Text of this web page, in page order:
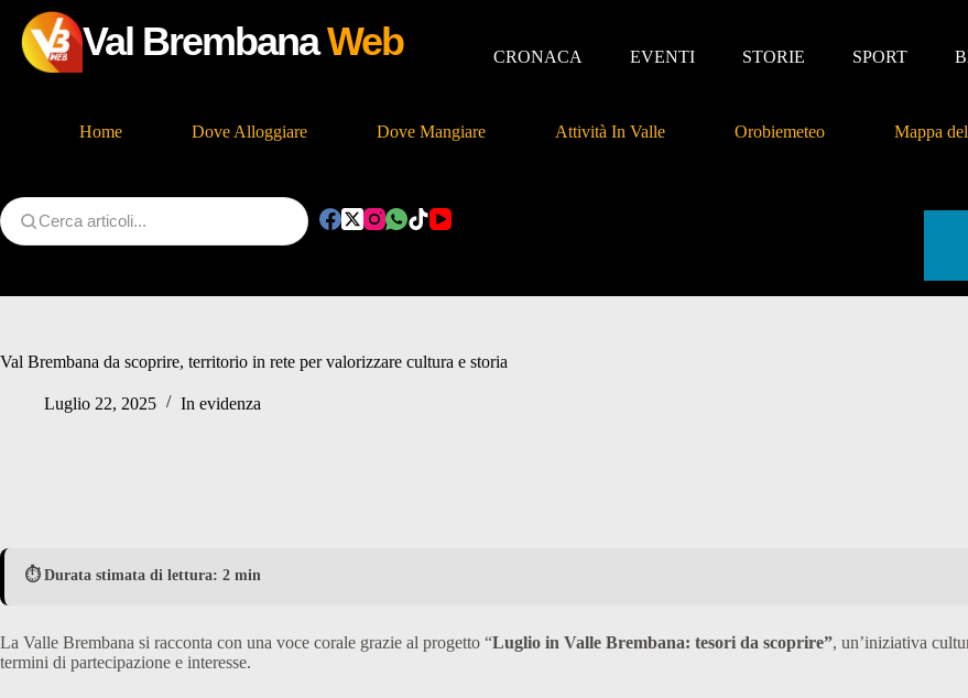
Val BrembanaWeb CRONACA EVENTI STORIE SPORT
Home Dove Alloggiare Dove Mangiare Attività In Valle Orobiemeteo Mappa
Val Brembana da scoprire, territorio in rete per valorizzare cultura e storia
Luglio 22, 2025 In evidenza
⏱️ Durata stimata di lettura: 2 min
La Valle Brembana si racconta con una voce corale grazie al progetto “Luglio in Valle Brembana: tesori da scoprire”, un’iniziativa
termini di partecipazione e interesse.